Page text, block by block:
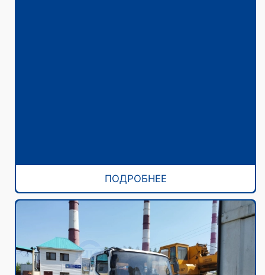
ПОДРОБНЕЕ